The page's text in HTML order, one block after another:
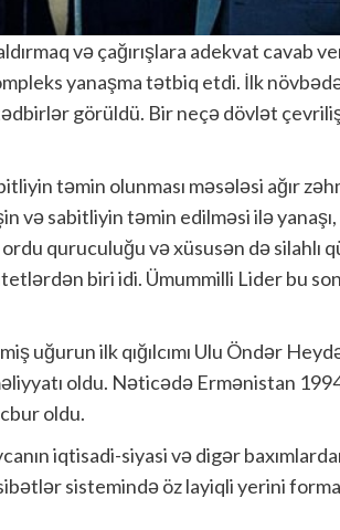
və çağırışlara adekvat cavab
yanaşma tətbiq etdi. İlk
görüldü. Bir neçə dövlət çevrilişi
təmin olunması məsələsi ağır
və sabitliyin təmin edilməsi ilə yanaşı,
quruculuğu və xüsusən də silahlı
biri idi. Ümummilli Lider bu
uğurun ilk qığılcımı Ulu Öndər
oldu. Nəticədə Ermənistan
oldu.
iqtisadi-siyasi və digər
sistemində öz layiqli yerini